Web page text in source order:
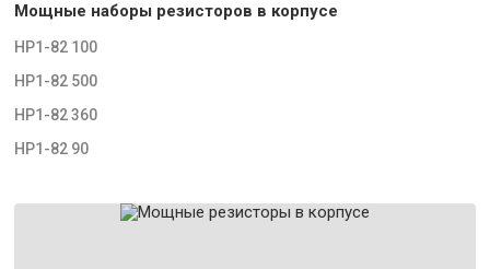
Мощные наборы резисторов в корпусе
НР1-82 100
НР1-82 500
НР1-82 360
НР1-82 90